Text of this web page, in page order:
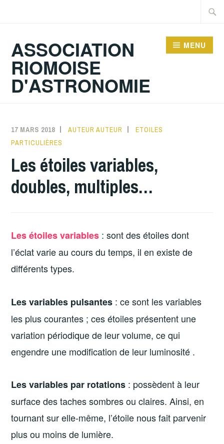
principal
ASSOCIATION
RIOMOISE
D'ASTRONOMIE
MENU
17 MARS 2018 AUTEUR AUTEUR
ETOILES
PARTICULIÈRES
Les étoiles variables,
doubles, multiples…
Les étoiles variables : sont des étoiles dont
l’éclat varie au cours du temps, il en existe de
différents types.
Les variables pulsantes : ce sont les variables
les plus courantes ; ces étoiles présentent une
variation périodique de leur volume, ce qui
engendre une modification de leur luminosité .
Les variables par rotations : possèdent à leur
surface des taches sombres ou claires. Ainsi, en
tournant sur elle-même, l’étoile nous fait parvenir
plus ou moins de lumière.